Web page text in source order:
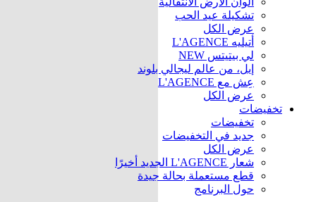
تشكيلة عيد الحب
عرض الكل
أتيليه L'AGENCE
لي بيتيتس NEW
إيل، من عالم ليجالي بلوند
عِش مع L'AGENCE
عرض الكل
تخفيضات
تخفيضات
جديد في التخفيضات
عرض الكل
شعار L'AGENCE الجديد أخيرًا
قطع مستعملة بحالة جيدة
حول البرنامج